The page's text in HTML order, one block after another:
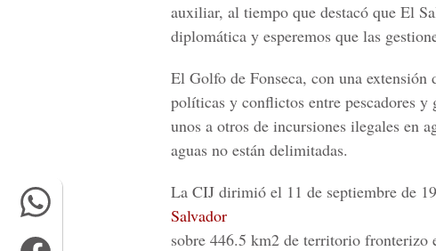
auxiliar, al tiempo que destacó que El
diplomática y esperemos que las
El Golfo de Fonseca, con una
políticas y conflictos entre pescadores y
unos a otros de incursiones ilegales en
aguas no están delimitadas.
La CIJ dirimió el 11 de septiembre de
Salvador
sobre 446.5 km2 de territorio fronterizo